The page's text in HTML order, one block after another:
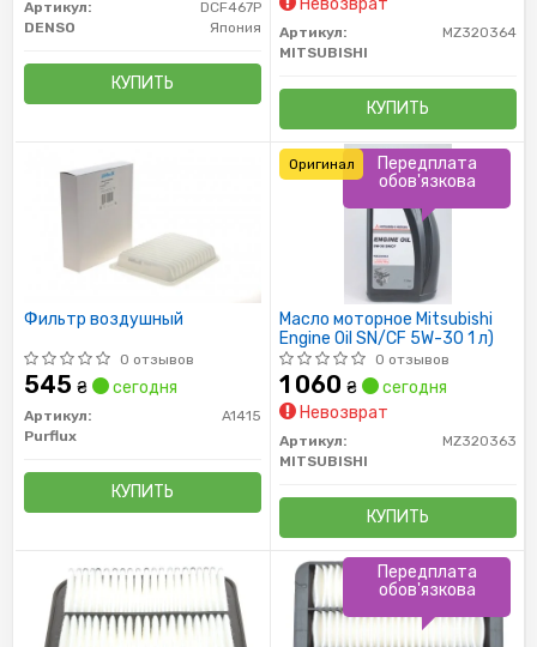
Артикул:
DCF467P
DENSO
Япония
КУПИТЬ
Невозврат
Артикул:
MZ320364
MITSUBISHI
КУПИТЬ
Фильтр воздушный
0 отзывов
545 ₴ сегодня
Артикул:
A1415
Purflux
КУПИТЬ
Масло моторное Mitsubishi
Engine Oil SN/CF 5W-30 1 л)
0 отзывов
1 060 ₴
сегодня
Невозврат
Артикул:
MZ320363
MITSUBISHI
КУПИТЬ
Передплата
обов'язкова
Оригинал
Передплата
обов'язкова